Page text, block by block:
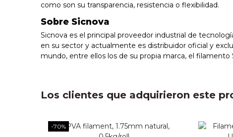
como son su transparencia, resistencia o flexibilidad.
Sobre Sicnova
Sicnova es el principal proveedor industrial de
en su sector y actualmente es distribuidor oficial y
mundo, entre ellos los de su propia marca, el filamento
Los clientes que adquirieron este
-70%